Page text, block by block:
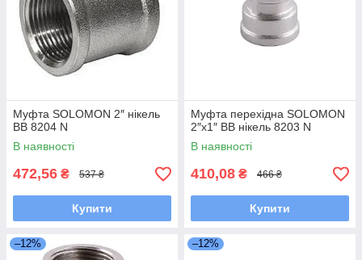
Муфта SOLOMON 2″ нікель
ВВ 8204 N
В наявності
472,56 ₴ 537 ₴
Купити
Муфта перехідна SOLOMON
2″х1″ ВВ нікель 8203 N
В наявності
410,08 ₴ 466 ₴
Купити
–12% –12%